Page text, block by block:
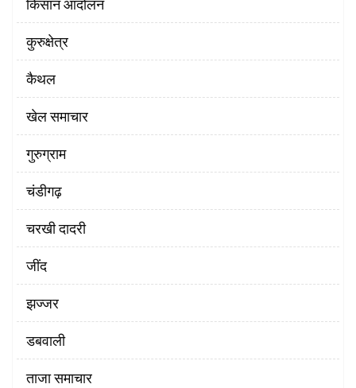
कुरुक्षेत्र
कैथल
खेल समाचार
गुरुग्राम
चंडीगढ़
चरखी दादरी
‌जींद
झज्जर
डबवाली
ताजा समाचार